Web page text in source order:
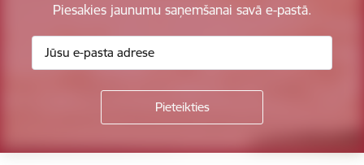
Piesakies jaunumu saņemšanai savā e-pastā.